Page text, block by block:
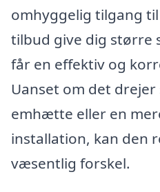
omhyggelig tilgang
tilbud give dig større
får en effektiv og
Uanset om det drejer
emhætte eller en
installation, kan den
væsentlig forskel.